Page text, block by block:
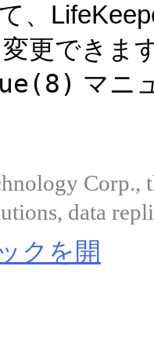
、
更できま
マニ
Corp.,
data
クを開